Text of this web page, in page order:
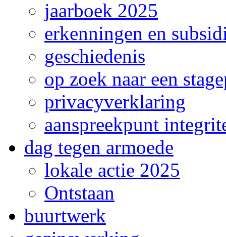
jaarboek 2025
erkenningen en
geschiedenis
op zoek naar een
privacyverklaring
aanspreekpunt
dag tegen armoede
lokale actie 2025
Ontstaan
buurtwerk